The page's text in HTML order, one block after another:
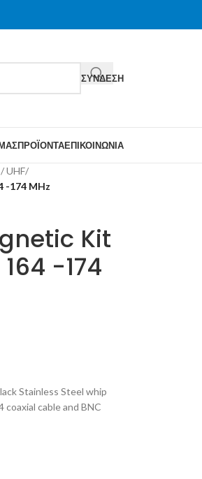
ΣΎΝΔΕΣΗ
ΠΡΟΪΌΝΤΑΕΠΙΚΟΙΝΩΝΊΑ
UHF/
-174 MHz
Kit
-174
Stainless Steel whip
coaxial cable and BNC